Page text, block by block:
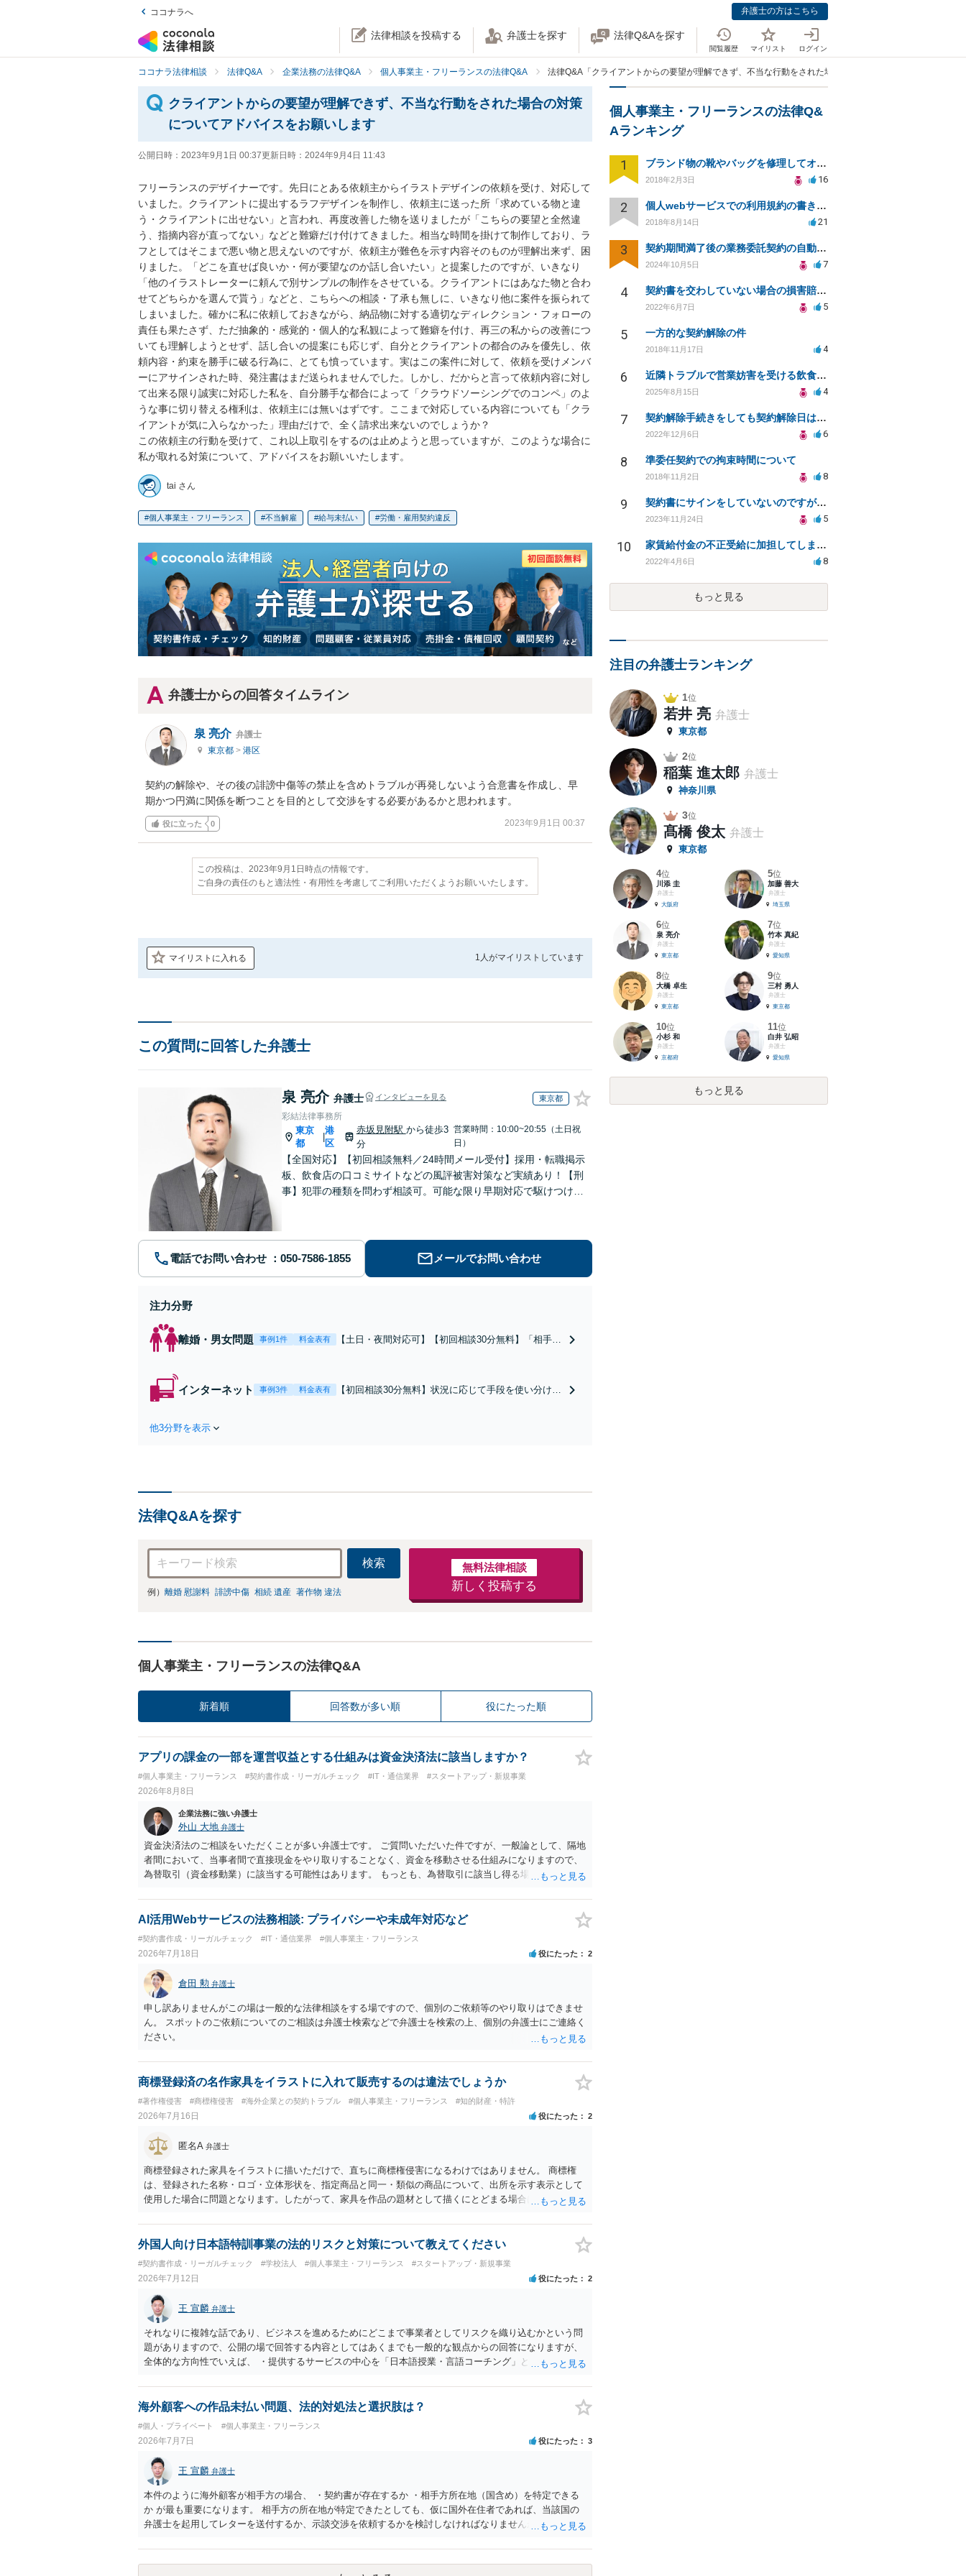
ココナラへ 弁護士の方はこちら
法律相談を投稿する 弁護士を探す 法律Q&Aを探す
閲覧履歴 マイリスト ログイン
ココナラ法律相談 法律Q&A 企業法務の法律Q&A 個人事業主・フリーランスの法律Q&A 法律Q&A「クライアントからの要望が理解できず、不当な行動をされた場合の対策についてアドバイスをお
クライアントからの要望が理解できず、不当な行動をされた場合の対策
についてアドバイスをお願いします
公開日時： 2023年9月1日 00:37更新日時： 2024年9月4日 11:43
フリーランスのデザイナーです。先日にとある依頼主からイラストデザインの依頼を受け、対応して
いました。クライアントに提出するラフデザインを制作し、依頼主に送った所「求めている物と違
う・クライアントに出せない」と言われ、再度改善した物を送りましたが「こちらの要望と全然違
う、指摘内容が直ってない」などと難癖だけ付けてきました。相当な時間を掛けて制作しており、ラ
フとしてはそこまで悪い物と思えないのですが、依頼主が難色を示す内容そのものが理解出来ず、困
りました。「どこを直せば良いか・何が要望なのか話し合いたい」と提案したのですが、いきなり
「他のイラストレーターに頼んで別サンプルの制作をさせている。クライアントにはあなた物と合わ
せてどちらかを選んで貰う」などと、こちらへの相談・了承も無しに、いきなり他に案件を振られて
しまいました。確かに私に依頼しておきながら、納品物に対する適切なディレクション・フォローの
責任も果たさず、ただ抽象的・感覚的・個人的な私観によって難癖を付け、再三の私からの改善につ
いても理解しようとせず、話し合いの提案にも応じず、自分とクライアントの都合のみを優先し、依
頼内容・約束を勝手に破る行為に、とても憤っています。実はこの案件に対して、依頼を受けメンバ
ーにアサインされた時、発注書はまだ送られませんでした。しかし、だからと言って依頼内容に対し
て出来る限り誠実に対応した私を、自分勝手な都合によって「クラウドソーシングでのコンペ」のよ
うな事に切り替える権利は、依頼主には無いはずです。ここまで対応している内容についても「クラ
イアントが気に入らなかった」理由だけで、全く請求出来ないのでしょうか？
この依頼主の行動を受けて、これ以上取引をするのは止めようと思っていますが、このような場合に
私が取れる対策について、アドバイスをお願いいたします。
tai さん
個人事業主・フリーランス 不当解雇 給与未払い 労働・雇用契約違反
弁護士からの回答タイムライン
泉 亮介 弁護士
東京都 > 港区
契約の解除や、その後の誹謗中傷等の禁止を含めトラブルが再発しないよう合意書を作成し、早
期かつ円満に関係を断つことを目的として交渉をする必要があるかと思われます。
役に立った 0 2023年9月1日 00:37
この投稿は、2023年9月1日時点の情報です。
ご自身の責任のもと適法性・有用性を考慮してご利用いただくようお願いいたします。
マイリストに入れる 1人がマイリストしています
この質問に回答した弁護士
泉 亮介 弁護士 インタビューを見る 東京都
彩結法律事務所
東京
都
港
区
赤坂見附駅 から徒歩3
分
営業時間：10:00~20:55（土日祝
日）
【全国対応】【初回相談無料／24時間メール受付】採用・転職掲示
板、飲食店の口コミサイトなどの風評被害対策など実績あり！【刑
事】犯罪の種類を問わず相談可。可能な限り早期対応で駆けつけサ
電話でお問い合わせ メールでお問い合わせ
注力分野
離婚・男女問題 事例1件 料金表有
【土日・夜間対応可】【初回相談30分無料】「相手方
金額アップ／減額交渉も対応可」【完全個室対応】
インターネット 事例3件 料金表有
【初回相談30分無料】状況に応じて手段を使い分け、
他3分野を表示
法律Q&Aを探す
検索
例） 離婚 慰謝料 誹謗中傷 相続 遺産 著作物 違法
無料法律相談
新しく投稿する
個人事業主・フリーランスの法律Q&A
新着順 回答数が多い順 役にたった順
アプリの課金の一部を運営収益とする仕組みは資金決済法に該当しますか？
#個人事業主・フリーランス #契約書作成・リーガルチェック #IT・通信業界 #スタートアップ・新規事業
2026年8月8日
企業法務に強い弁護士
外山 大地 弁護士
資金決済法のご相談をいただくことが多い弁護士です。 ご質問いただいた件ですが、一般論として、隔地
者間において、当事者間で直接現金をやり取りすることなく、資金を移動させる仕組みになりますので、
為替取引（資金移動業）に該当する可能性はあります。 もっとも、為替取引に該当し得る場合であって
に「利用者から資金を受け取り、寄付団体に送金する」という資金の流れだけで判断することはできず、
アプリの仕組みが利用者と寄付団体をつなぐプラットフォームとしてどのように位置付けられるのか、利
れているのかなど、具体的なサービスの座組を踏まえて検討する必要があります。 そのため、現在検討さ
れているアプリについて、資金移動業に該当する可能性があるか、また、該当する場合にどのようなサー
ビス設計にすれば資金移動業に該当しない形（収納代行など）で運用できるかについては、具体的なサー
ビスの仕組みを確認した上で、個別に弁護士へご相談いただくことをお勧めいたします。
AI活用Webサービスの法務相談: プライバシーや未成年対応など
#契約書作成・リーガルチェック #IT・通信業界 #個人事業主・フリーランス
2026年7月18日 役にたった 2
倉田 勲 弁護士
申し訳ありませんがこの場は一般的な法律相談をする場ですので、個別のご依頼等のやり取りはできませ
ん。 スポットのご依頼についてのご相談は弁護士検索などで弁護士を検索の上、個別の弁護士にご連絡く
ださい。
商標登録済の名作家具をイラストに入れて販売するのは違法でしょうか
#著作権侵害 #商標権侵害 #海外企業との契約トラブル #個人事業主・フリーランス #知的財産・特許
2026年7月16日 役にたった 2
匿名A 弁護士
商標登録された家具をイラストに描いただけで、直ちに商標権侵害になるわけではありません。 商標権
は、登録された名称・ロゴ・立体形状を、指定商品と同一・類似の商品について、出所を示す表示として
使用した場合に問題となります。したがって、家具を作品の題材として描くにとどまる場合は、通常、商
し、公式商品やライセンス商品と誤認させる販売方法であれば、商標権や不正競争防止法上の問題が生じ
得ます。家具のデザインに著作権が認められる場合は、著作権も別途問題となります。 無料のSNS投稿や
しているかが重要です。 また、日本の商標権は原則として日本国内にのみ効力を持ちます。外国で販売す
る場合は、販売国の商標・意匠等を確認する必要があります。 他の作家の例は、許諾を得ている、権利が
消滅している、侵害に当たらない、又は単に権利行使されていないなど、様々な可能性があります。他人
が販売していることだけでは、適法とは判断できません。
外国人向け日本語特訓事業の法的リスクと対策について教えてください
#契約書作成・リーガルチェック #学校法人 #個人事業主・フリーランス #スタートアップ・新規事業
2026年7月12日 役にたった 2
王 宣麟 弁護士
それなりに複雑な話であり、ビジネスを進めるためにどこまで事業者としてリスクを織り込むかという問
題がありますので、公開の場で回答する内容としてはあくまでも一般的な観点からの回答になりますが、
全体的な方向性でいえば、 ・提供するサービスの中心を「日本語授業・言語コーチング」と明確に位置付
流・学習機会として整理すること。 ・宿泊・交通・レンタカー等の契約主体および支払は常にクライアン
ト本人と事業者の間で完結させ、日本語講師は予約手続や支払の代理・媒介・取次・窓口を担わないこ
立場であること、②参加者の移動・アクティビティ参加は自己の判断と責任によること、③講師の故意・
重大な過失を除く範囲で事故等についての責任を限定することを明示すること。 この辺りは意識して書類
等を作成された方がよろしいかと思います。 公開の場で個別具体的な内容に従って回答するのにも限界が
ありますので、資料などを持参の上、弁護士の相談されることをお勧めします。
海外顧客への作品未払い問題、法的対処法と選択肢は？
#個人・プライベート #個人事業主・フリーランス
2026年7月7日 役にたった 3
王 宣麟 弁護士
本件のように海外顧客が相手方の場合、 ・契約書が存在するか ・相手方所在地（国含め）を特定できる
か が最も重要になります。 相手方の所在地が特定できたとしても、仮に国外在住者であれば、当該国の
弁護士を起用してレターを送付するか、示談交渉を依頼するかを検討しなければなりませんが、海外弁護
で詳細なご相談を聞くには限界がありますので、詳細は別途お問合せいただいた方がよいかと存じます。
個人事業主・フリーランスの法律Q&
Aランキング
1 ブランド物の靴やバッグを修理してオークションなどに出品したりすることは商標権の侵害にあたりますか？
2018年2月3日 16
2 個人webサービスでの利用規約の書き方として「株式会社○○（以下当社）」と違う表現はありますか？
2018年8月14日 21
3 契約期間満了後の業務委託契約の自動更新について
2024年10月5日 7
4 契約書を交わしていない場合の損害賠償について
2022年6月7日 5
5 一方的な契約解除の件
2018年11月17日 4
6 近隣トラブルで営業妨害を受ける飲食店の法的対策相談
2025年8月15日 4
7 契約解除手続きをしても契約解除日は契約期間満了日だと言われました。
2022年12月6日 6
8 準委任契約での拘束時間について
2018年11月2日 8
9 契約書にサインをしていないのですが、違約金を求められる。
2023年11月24日 5
10 家賃給付金の不正受給に加担してしまいました。
2022年4月6日 8
もっと見る
注目の弁護士ランキング
1位
若井 亮 弁護士
東京都
2位
稲葉 進太郎 弁護士
神奈川県
3位
髙橋 俊太 弁護士
東京都
4位
川添 圭
弁護士
大阪府
5位
加藤 善大
弁護士
埼玉県
6位
泉 亮介
弁護士
東京都
7位
竹本 真紀
弁護士
愛知県
8位
大橋 卓生
弁護士
東京都
9位
三村 勇人
弁護士
東京都
10位
小杉 和
弁護士
京都府
11位
白井 弘昭
弁護士
愛知県
もっと見る